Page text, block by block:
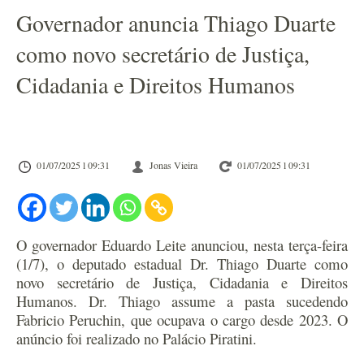
Governador anuncia Thiago Duarte
como novo secretário de Justiça,
Cidadania e Direitos Humanos
01/07/2025 l 09:31 Jonas Vieira 01/07/2025 l 09:31
O governador Eduardo Leite anunciou, nesta terça-feira
(1/7), o deputado estadual Dr. Thiago Duarte como
novo secretário de Justiça, Cidadania e Direitos
Humanos. Dr. Thiago assume a pasta sucedendo
Fabricio Peruchin, que ocupava o cargo desde 2023. O
anúncio foi realizado no Palácio Piratini.